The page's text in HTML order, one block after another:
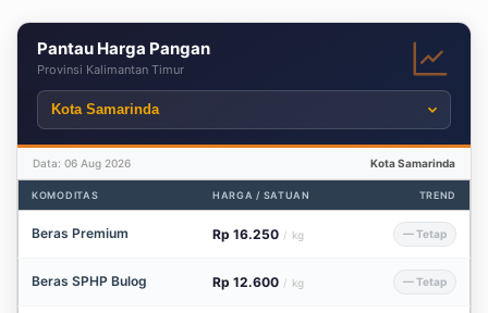
Pantau Harga Pangan
Provinsi Kalimantan Timur
Data: 06 Aug 2026 Kota Samarinda
KOMODITAS HARGA / SATUAN TREND
Beras Premium Rp 16.250 / kg — Tetap
Beras SPHP Bulog Rp 12.600 / kg — Tetap